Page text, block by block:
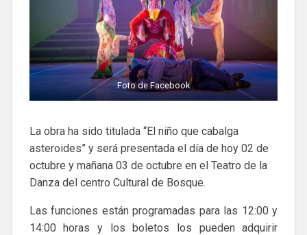
Foto de Facebook
La obra ha sido titulada “El niño que cabalga
asteroides” y será presentada el día de hoy 02 de
octubre y mañana 03 de octubre en el Teatro de la
Danza del centro Cultural de Bosque.
Las funciones están programadas para las 12:00 y
14:00 horas y los boletos los pueden adquirir